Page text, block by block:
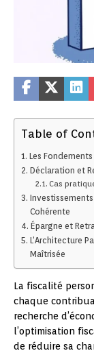
Table of
Les
Déclaration et
Cas
Cohérente
Épargne et
L’Architecture
Maîtrisée
La fiscalité
chaque
recherche
l’optimisation
de réduire sa